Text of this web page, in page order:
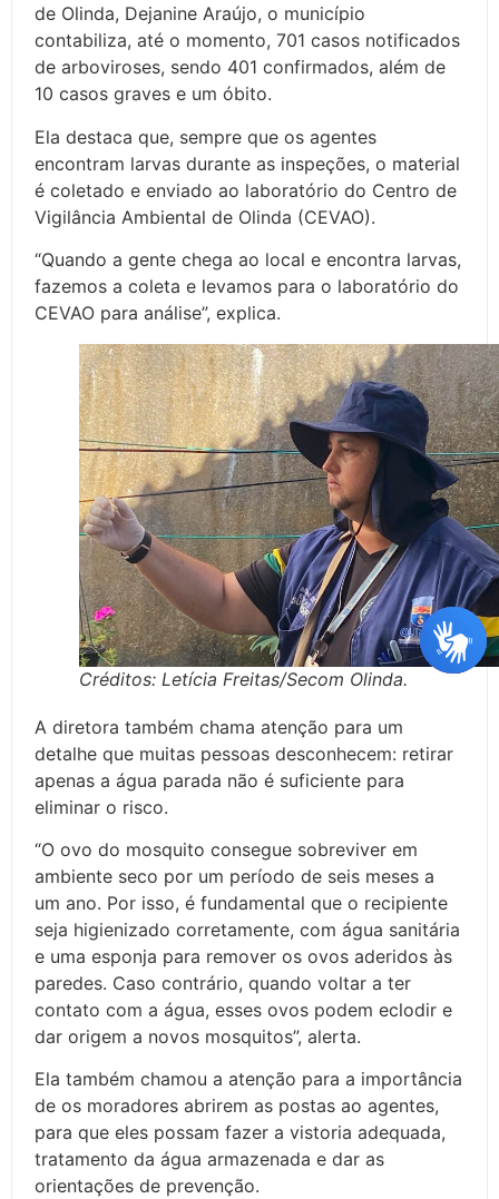
de Olinda, Dejanine Araújo, o município
contabiliza, até o momento, 701 casos notificados
de arboviroses, sendo 401 confirmados, além de
10 casos graves e um óbito.
Ela destaca que, sempre que os agentes
encontram larvas durante as inspeções, o material
é coletado e enviado ao laboratório do Centro de
Vigilância Ambiental de Olinda (CEVAO).
“Quando a gente chega ao local e encontra larvas,
fazemos a coleta e levamos para o laboratório do
CEVAO para análise”, explica.
Créditos: Letícia Freitas/Secom Olinda.
A diretora também chama atenção para um
detalhe que muitas pessoas desconhecem: retirar
apenas a água parada não é suficiente para
eliminar o risco.
“O ovo do mosquito consegue sobreviver em
ambiente seco por um período de seis meses a
um ano. Por isso, é fundamental que o recipiente
seja higienizado corretamente, com água sanitária
e uma esponja para remover os ovos aderidos às
paredes. Caso contrário, quando voltar a ter
contato com a água, esses ovos podem eclodir e
dar origem a novos mosquitos”, alerta.
Ela também chamou a atenção para a importância
de os moradores abrirem as postas ao agentes,
para que eles possam fazer a vistoria adequada,
tratamento da água armazenada e dar as
orientações de prevenção.